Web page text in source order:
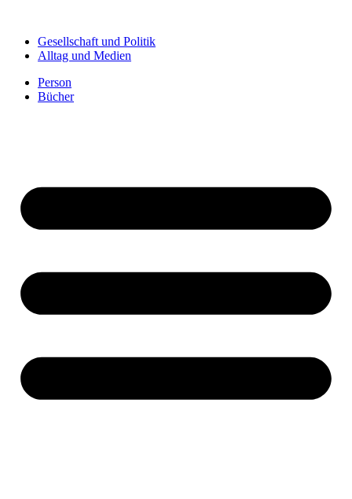
Gesellschaft und Politik
Alltag und Medien
Person
Bücher